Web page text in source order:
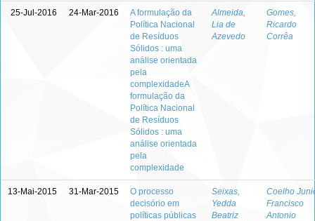
25-Jul-2016 24-Mar-2016
A formulação da
Política Nacional
de Resíduos
Sólidos : uma
análise orientada
pela
complexidadeA
formulação da
Política Nacional
de Resíduos
Sólidos : uma
análise orientada
pela
complexidade
Almeida,
Lia de
Azevedo
Gomes,
Ricardo
Corrêa
13-Mai-2015 31-Mar-2015
O processo
decisório em
políticas públicas
Seixas,
Yedda
Beatriz
Coelho
Francisco
Antonio